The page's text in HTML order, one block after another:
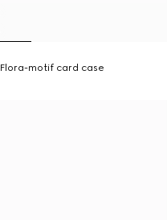
Flora-motif card case